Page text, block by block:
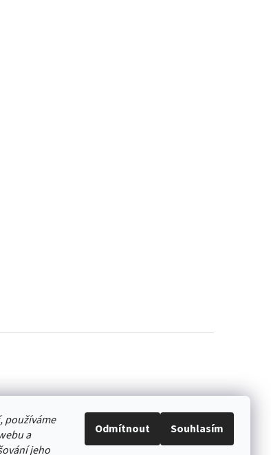
používáme
a
jeho
Odmítnout Souhlasím